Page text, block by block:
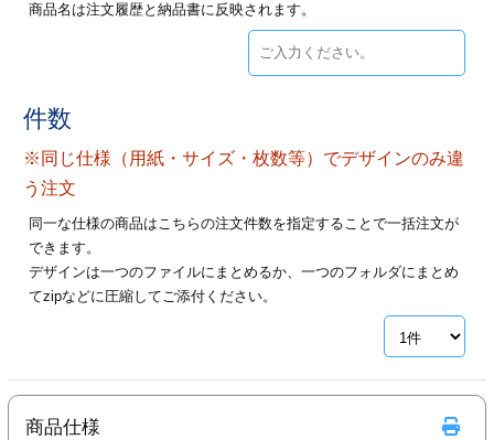
印刷
リーブ印刷
加工
印刷
ァイル印刷
印刷
商品名は注文履歴と納品書に反映されます。
件数
※同じ仕様（用紙・サイズ・枚数等）でデザインのみ違
う注文
同一な仕様の商品はこちらの注文件数を指定することで一括注文が
できます。
デザインは一つのファイルにまとめるか、一つのフォルダにまとめ
てzipなどに圧縮してご添付ください。
商品仕様